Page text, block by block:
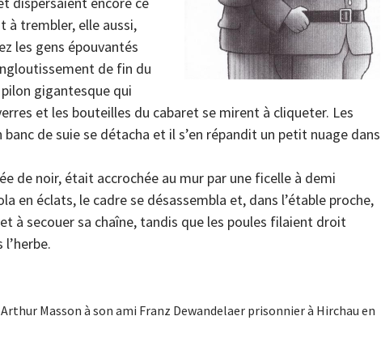
à trembler, elle aussi,
les gens épouvantés
de fin du
gigantesque qui
et les bouteilles du cabaret se mirent à cliqueter. Les
de suie se détacha et il s’en répandit un petit nuage dans
de noir, était accrochée au mur par une ficelle à demi
en éclats, le cadre se désassembla et, dans l’étable proche,
à secouer sa chaîne, tandis que les poules filaient droit
Masson à son ami Franz Dewandelaer prisonnier à Hirchau en